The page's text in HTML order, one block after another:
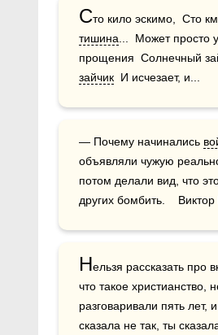
С
тишина ...  Может просто
прощения  Солнечный
зайчик
  И исчезает, и...
— Почему начинались
объявляли чужую
потом делали вид, что
других бомбить.
Нельзя рассказать про
что такое христианство,
разговаривали пять лет,
сказала не так, ты